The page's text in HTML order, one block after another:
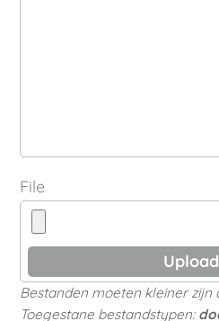
File
Bestanden moeten kleiner zijn
Toegestane bestandstypen: